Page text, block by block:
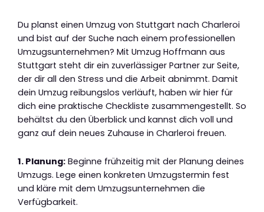
Du planst einen Umzug von Stuttgart nach Charleroi
und bist auf der Suche nach einem professionellen
Umzugsunternehmen? Mit Umzug Hoffmann aus
Stuttgart steht dir ein zuverlässiger Partner zur Seite,
der dir all den Stress und die Arbeit abnimmt. Damit
dein Umzug reibungslos verläuft, haben wir hier für
dich eine praktische Checkliste zusammengestellt. So
behältst du den Überblick und kannst dich voll und
ganz auf dein neues Zuhause in Charleroi freuen.
1. Planung: Beginne frühzeitig mit der Planung deines
Umzugs. Lege einen konkreten Umzugstermin fest
und kläre mit dem Umzugsunternehmen die
Verfügbarkeit.